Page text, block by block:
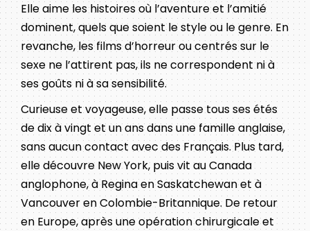
Elle aime les histoires où l’aventure et l’amitié
dominent, quels que soient le style ou le genre. En
revanche, les films d’horreur ou centrés sur le
sexe ne l’attirent pas, ils ne correspondent ni à
ses goûts ni à sa sensibilité.
Curieuse et voyageuse, elle passe tous ses étés
de dix à vingt et un ans dans une famille anglaise,
sans aucun contact avec des Français. Plus tard,
elle découvre New York, puis vit au Canada
anglophone, à Regina en Saskatchewan et à
Vancouver en Colombie-Britannique. De retour
en Europe, après une opération chirurgicale et